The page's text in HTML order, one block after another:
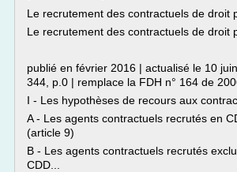
Le recrutement des contractuels de droit
Le recrutement des contractuels de droit
publié en février 2016 | actualisé le 10
344, p.0 | remplace la FDH n° 164 de
I - Les hypothèses de recours aux
A - Les agents contractuels recrutés en
(article 9)
B - Les agents contractuels recrutés
CDD...